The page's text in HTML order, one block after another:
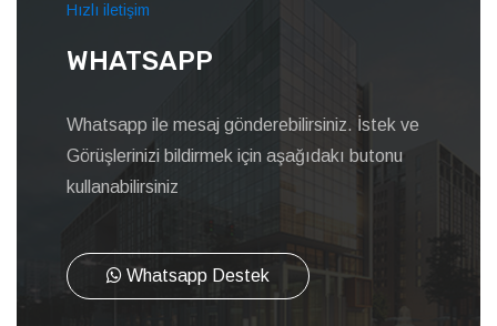
Hızlı iletişim
WHATSAPP
Whatsapp ile mesaj gönderebilirsiniz. İstek ve
Görüşlerinizi bildirmek için aşağıdakı butonu
kullanabilirsiniz
Whatsapp Destek